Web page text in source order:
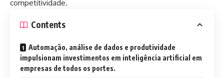
competitividade.
Contents
Automação, análise de dados e produtividade
impulsionam investimentos em inteligência artificial em
empresas de todos os portes.